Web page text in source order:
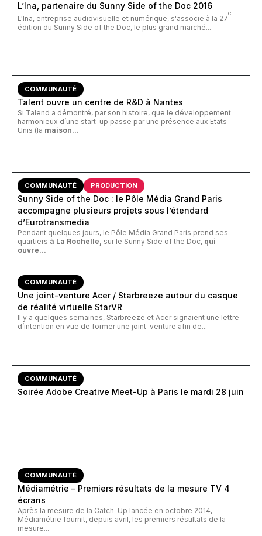
L’Ina, partenaire du Sunny Side of the Doc 2016
L'Ina, entreprise audiovisuelle et numérique, s'associe à la 27
e
édition du Sunny Side of the Doc, le plus grand marché...
COMMUNAUTÉ
Talent ouvre un centre de R&D à Nantes
Si Talend a démontré, par son histoire, que le développement
harmonieux d’une start-up passe par une présence aux Etats-
Unis (la maison...
COMMUNAUTÉ PRODUCTION
Sunny Side of the Doc : le Pôle Média Grand Paris
accompagne plusieurs projets sous l’étendard
d’Eurotransmedia
Pendant quelques jours, le Pôle Média Grand Paris prend ses
quartiers à La Rochelle, sur le Sunny Side of the Doc, qui
ouvre...
COMMUNAUTÉ
Une joint-venture Acer / Starbreeze autour du casque
de réalité virtuelle StarVR
Il y a quelques semaines, Starbreeze et Acer signaient une lettre
d’intention en vue de former une joint-venture afin de...
COMMUNAUTÉ
Soirée Adobe Creative Meet-Up à Paris le mardi 28 juin
COMMUNAUTÉ
Médiamétrie – Premiers résultats de la mesure TV 4
écrans
Après la mesure de la Catch-Up lancée en octobre 2014,
Médiamétrie fournit, depuis avril, les premiers résultats de la
mesure...